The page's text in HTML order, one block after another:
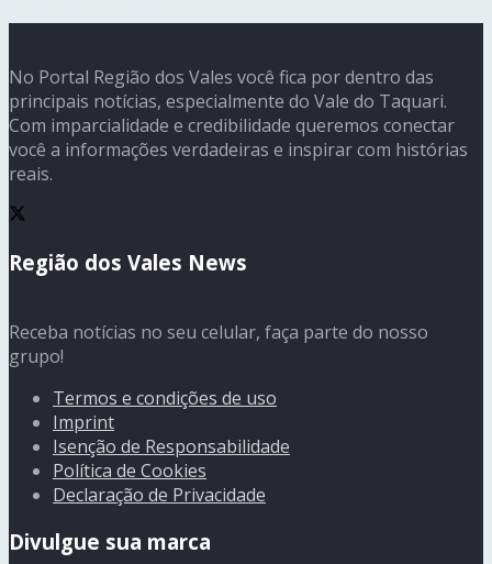
No Portal Região dos Vales você fica por dentro das
principais notícias, especialmente do Vale do Taquari.
Com imparcialidade e credibilidade queremos conectar
você a informações verdadeiras e inspirar com histórias
reais.
Região dos Vales News
Receba notícias no seu celular, faça parte do nosso
grupo!
Termos e condições de uso
Imprint
Isenção de Responsabilidade
Política de Cookies
Declaração de Privacidade
Divulgue sua marca